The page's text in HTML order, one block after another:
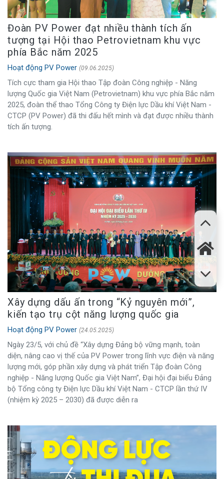
Đoàn PV Power đạt nhiều thành tích ấn
tượng tại Hội thao Petrovietnam khu vực
phía Bắc năm 2025
Hoạt động PV Power (09.06.2025)
Tích cực tham gia Hội thao Tập đoàn Công nghiệp - Năng
lượng Quốc gia Việt Nam (Petrovietnam) khu vực phía Bắc năm
2025, đoàn thể thao Tổng Công ty Điện lực Dầu khí Việt Nam -
CTCP (PV Power) đã thi đấu hết mình và đạt được nhiều thành
tích ấn tượng.
Xây dựng dấu ấn trong “Kỷ nguyên mới”,
kiến tạo trụ cột năng lượng quốc gia
Hoạt động PV Power (24.05.2025)
Ngày 23/5, với chủ đề “Xây dựng Đảng bộ vững mạnh, toàn
diện, nâng cao vị thế của PV Power trong lĩnh vực điện và năng
lượng mới, góp phần xây dựng và phát triển Tập đoàn Công
nghiệp - Năng lượng Quốc gia Việt Nam”, Đại hội đại biểu Đảng
bộ Tổng công ty Điện lực Dầu khí Việt Nam - CTCP lần thứ IV
(nhiệm kỳ 2025 – 2030) đã được diễn ra